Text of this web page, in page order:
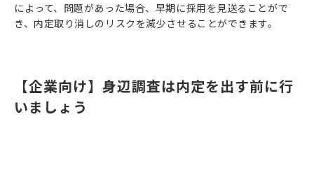
によって、問題があった場合、早期に採用を見送ることがで
き、内定取り消しのリスクを減少させることができます。
【企業向け】身辺調査は内定を出す前に行
いましょう